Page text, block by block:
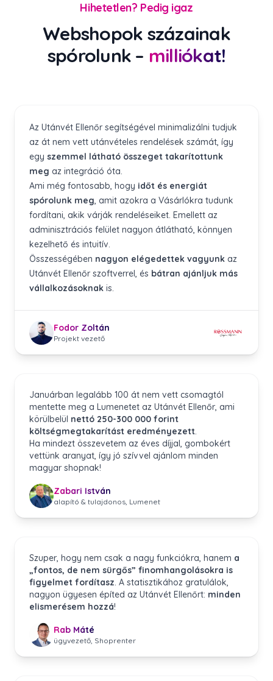
Hihetetlen? Pedig igaz
Webshopok százainak
spórolunk – milliókat!
Az Utánvét Ellenőr segítségével minimalizálni tudjuk
az át nem vett utánvételes rendelések számát, így
egy szemmel látható összeget takarítottunk
meg az integráció óta.
Ami még fontosabb, hogy időt és energiát
spórolunk meg, amit azokra a Vásárlókra tudunk
fordítani, akik várják rendeléseiket. Emellett az
adminisztrációs felület nagyon átlátható, könnyen
kezelhető és intuitív.
Összességében nagyon elégedettek vagyunk az
Utánvét Ellenőr szoftverrel, és bátran ajánljuk más
vállalkozásoknak is.
Fodor Zoltán
Projekt vezető
Januárban legalább 100 át nem vett csomagtól
mentette meg a Lumenetet az Utánvét Ellenőr, ami
körülbelül nettó 250-300 000 forint
költségmegtakarítást eredményezett.
Ha mindezt összevetem az éves díjjal, gombokért
vettünk aranyat, így jó szívvel ajánlom minden
magyar shopnak!
Zabari István
alapító & tulajdonos, Lumenet
Szuper, hogy nem csak a nagy funkciókra, hanem a
„fontos, de nem sürgős” finomhangolásokra is
figyelmet fordítasz. A statisztikához gratulálok,
nagyon ügyesen építed az Utánvét Ellenőrt: minden
elismerésem hozzá!
Rab Máté
ügyvezető, Shoprenter